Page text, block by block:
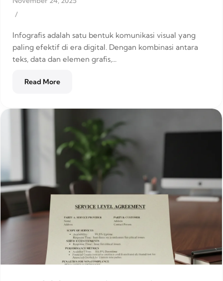
/
Infografis adalah satu bentuk komunikasi visual yang
paling efektif di era digital. Dengan kombinasi antara
teks, data dan elemen grafis,...
Read More